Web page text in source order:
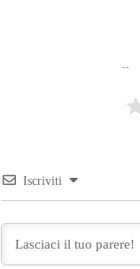
Iscriviti